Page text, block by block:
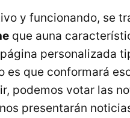
y funcionando, se
que auna
personalizada
que conformará
podemos votar las
presentarán